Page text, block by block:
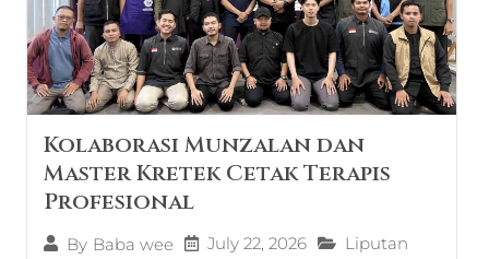
Kolaborasi Munzalan dan
Master Kretek Cetak Terapis
Profesional
By Baba wee July 22, 2026
Liputan